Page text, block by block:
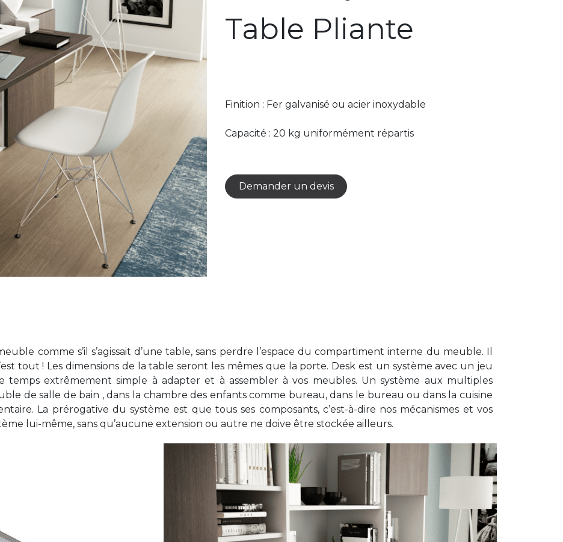
Table Pliante
Finition : Fer galvanisé ou acier inoxydable
Capacité : 20 kg uniformément répartis
Demander un devis
comme s’il s’agissait d’une table, sans perdre l’espace du compartiment interne du meuble. Il
tout ! Les dimensions de la table seront les mêmes que la porte. Desk est un système avec un jeu
extrêmement simple à adapter et à assembler à vos meubles. Un système aux multiples
de salle de bain , dans la chambre des enfants comme bureau, dans le bureau ou dans la cuisine
La prérogative du système est que tous ses composants, c’est-à-dire nos mécanismes et vos
lui-même, sans qu’aucune extension ou autre ne doive être stockée ailleurs.